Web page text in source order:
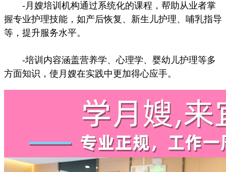
-月嫂培训机构通过系统化的课程，帮助从业者掌
握专业护理技能，如产后恢复、新生儿护理、哺乳指导
等，提升服务水平。
-培训内容涵盖营养学、心理学、婴幼儿护理等多
方面知识，使月嫂在实践中更加得心应手。